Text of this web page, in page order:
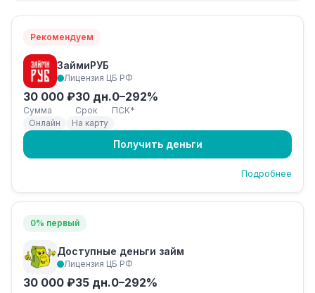
Рекомендуем
ЗаймиРУБ
Лицензия ЦБ РФ
30 000 ₽
Сумма
30 дн.
Срок
0–292%
ПСК*
Онлайн
На карту
Получить деньги
Подробнее
0% первый
Доступные деньги займ
Лицензия ЦБ РФ
30 000 ₽35 дн.0–292%